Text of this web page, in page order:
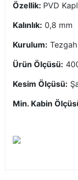
Özellik: PVD
Kalınlık: 0,8 mm
Kurulum: Tezgah
Ürün Ölçüsü:
Kesim Ölçüsü:
Min. Kabin